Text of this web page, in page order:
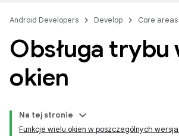
Android Developers Develop Core areas
Obsługa trybu
okien
Na tej stronie
Funkcje wielu okien w poszczególnych